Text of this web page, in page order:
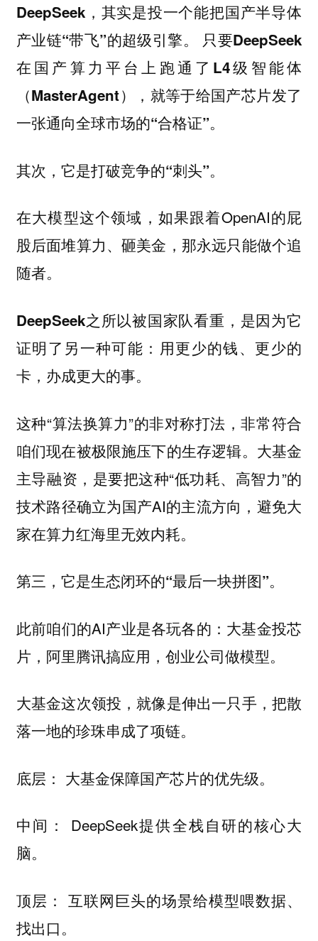
DeepSeek，其实是投一个能把国产半导体
产业链“带飞”的超级引擎。 只要DeepSeek
在国产算力平台上跑通了L4级智能体
（MasterAgent），就等于给国产芯片发了
一张通向全球市场的“合格证”。
其次，它是打破竞争的“刺头”。
在大模型这个领域，如果跟着OpenAI的屁
股后面堆算力、砸美金，那永远只能做个追
随者。
DeepSeek之所以被国家队看重，是因为它
证明了另一种可能：用更少的钱、更少的
卡，办成更大的事。
这种“算法换算力”的非对称打法，非常符合
咱们现在被极限施压下的生存逻辑。大基金
主导融资，是要把这种“低功耗、高智力”的
技术路径确立为国产AI的主流方向，避免大
家在算力红海里无效内耗。
第三，它是生态闭环的“最后一块拼图”。
此前咱们的AI产业是各玩各的：大基金投芯
片，阿里腾讯搞应用，创业公司做模型。
大基金这次领投，就像是伸出一只手，把散
落一地的珍珠串成了项链。
底层： 大基金保障国产芯片的优先级。
中间： DeepSeek提供全栈自研的核心大
脑。
顶层： 互联网巨头的场景给模型喂数据、
找出口。